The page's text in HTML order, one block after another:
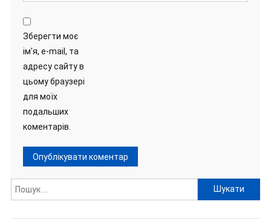
Зберегти моє
ім'я, e-mail, та
адресу сайту в
цьому браузері
для моїх
подальших
коментарів.
Пошук: